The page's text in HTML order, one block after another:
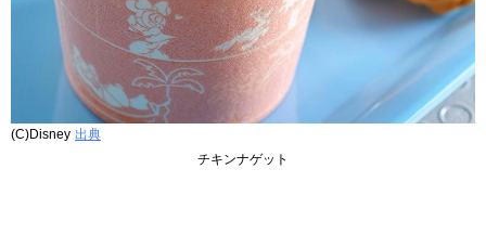
(C)Disney 出典
チキンナゲット